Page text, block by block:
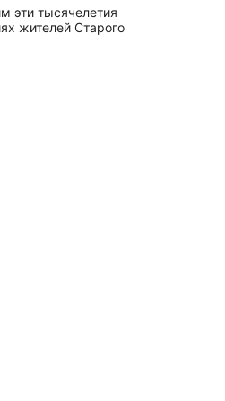
эти тысячелетия
жителей Старого